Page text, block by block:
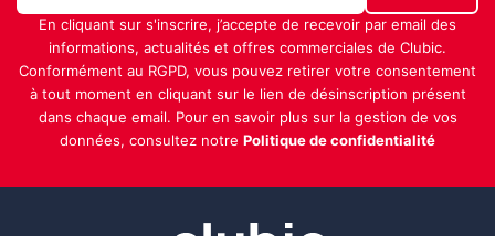
En cliquant sur s'inscrire, j’accepte de recevoir par email des
informations, actualités et offres commerciales de Clubic.
Conformément au RGPD, vous pouvez retirer votre consentement
à tout moment en cliquant sur le lien de désinscription présent
dans chaque email. Pour en savoir plus sur la gestion de vos
données, consultez notre Politique de confidentialité